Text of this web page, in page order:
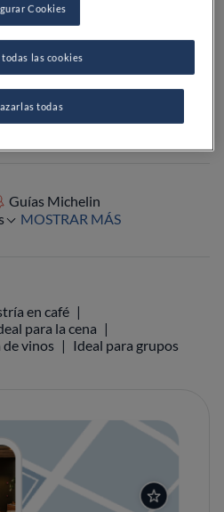
Guías Michelin
MOSTRAR MÁS
en café
para la cena
vinos Ideal para grupos
Cookies
todas
todas las cookies